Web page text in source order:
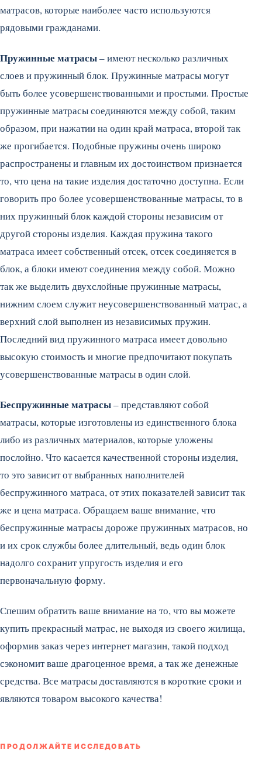
матрасов, которые наиболее часто используются
рядовыми гражданами.
Пружинные матрасы– имеют несколько различных
слоев и пружинный блок. Пружинные матрасы могут
быть более усовершенствованными и простыми. Простые
пружинные матрасы соединяются между собой, таким
образом, при нажатии на один край матраса, второй так
же прогибается. Подобные пружины очень широко
распространены и главным их достоинством признается
то, что цена на такие изделия достаточно доступна. Если
говорить про более усовершенствованные матрасы, то в
них пружинный блок каждой стороны независим от
другой стороны изделия. Каждая пружина такого
матраса имеет собственный отсек, отсек соединяется в
блок, а блоки имеют соединения между собой. Можно
так же выделить двухслойные пружинные матрасы,
нижним слоем служит неусовершенствованный матрас, а
верхний слой выполнен из независимых пружин.
Последний вид пружинного матраса имеет довольно
высокую стоимость и многие предпочитают покупать
усовершенствованные матрасы в один слой.
Беспружинные матрасы– представляют собой
матрасы, которые изготовлены из единственного блока
либо из различных материалов, которые уложены
послойно. Что касается качественной стороны изделия,
то это зависит от выбранных наполнителей
беспружинного матраса, от этих показателей зависит так
же и цена матраса. Обращаем ваше внимание, что
беспружинные матрасы дороже пружинных матрасов, но
и их срок службы более длительный, ведь один блок
надолго сохранит упругость изделия и его
первоначальную форму.
Спешим обратить ваше внимание на то, что вы можете
купить прекрасный матрас, не выходя из своего жилища,
оформив заказ через интернет магазин, такой подход
сэкономит ваше драгоценное время, а так же денежные
средства. Все матрасы доставляются в короткие сроки и
являются товаром высокого качества!
ПРОДОЛЖАЙТЕ ИССЛЕДОВАТЬ